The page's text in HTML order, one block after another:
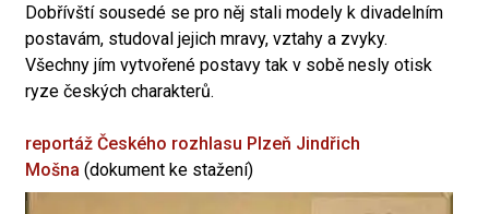
Dobřívští sousedé se pro něj stali modely k divadelním
postavám, studoval jejich mravy, vztahy a zvyky.
Všechny jím vytvořené postavy tak v sobě nesly otisk
ryze českých charakterů.
reportáž Českého rozhlasu Plzeň Jindřich
Mošna (dokument ke stažení)